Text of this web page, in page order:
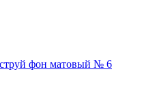
фон матовый № 6